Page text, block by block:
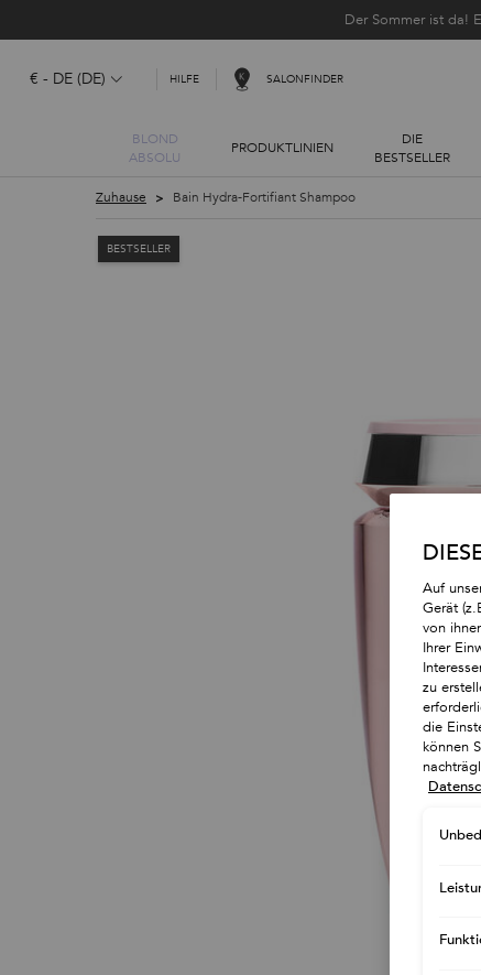
Der Sommer ist da!
€ - DE (DE) HILFE SALONFINDER
BLOND
ABSOLU
PRODUKTLINIEN
DIE
BESTSELLER
Zuhause Bain Hydra-Fortifiant Shampoo
BESTSELLER
Auf
Gerät
von
Ihrer
zu
die
können